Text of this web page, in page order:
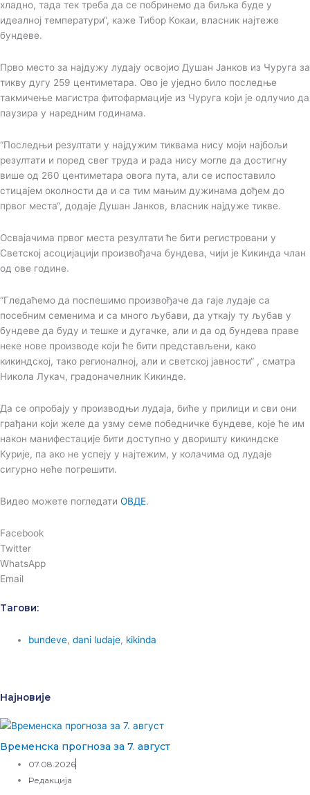
хладно, тада тек треба да се побринемо да биљка буде у
идеалној температури“, каже Тибор Кокаи, власник најтеже
бундеве.
Прво место за најдужу лудају освојио Душан Јанков из Чуруга за
тикву дугу 259 центиметара. Ово је уједно било последње
такмичење магистра фитофармације из Чуруга који је одлучио да
паузира у наредним годинама.
“Последњи резултати у најдужим тиквама нису моји најбољи
резултати и поред свег труда и рада нису могле да достигну
више од 260 центиметара овога пута, али се испоставило
стицајем околности да и са тим мањим дужинама дођем до
првог места“, додаје Душан Јанков, власник најдуже тикве.
Освајачима првог места резултати ће бити регистровани у
Светској асоцијацији произвођача бундева, чији је Кикинда члан
од ове године.
“Гледаћемо да поспешимо произвођаче да гаје лудаје са
посебним семенима и са много љубави, да уткају ту љубав у
бундеве да буду и тешке и дугачке, али и да од бундева праве
неке нове производе који ће бити представљени, како
кикиндској, тако регионалној, али и светској јавности“ , сматра
Никола Лукач, градоначелник Кикинде.
Да се опробају у производњи лудаја, биће у прилици и сви они
грађани који желе да узму семе победничке бундеве, које ће им
након манифестације бити доступно у дворишту кикиндске
Курије, па ако не успеју у најтежим, у колачима од лудаје
сигурно неће погрешити.
Видео можете погледати ОВДЕ.
Facebook
Twitter
WhatsApp
Email
Тагови:
bundeve,dani ludaje, kikinda
Најновије
Временска прогноза за 7. август
07.08.2026
Редакција